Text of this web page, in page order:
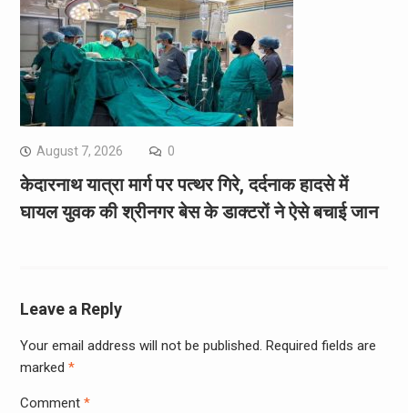
August 7, 2026 0
केदारनाथ यात्रा मार्ग पर पत्थर गिरे, दर्दनाक हादसे में
घायल युवक की श्रीनगर बेस के डाक्टरों ने ऐसे बचाई जान
Leave a Reply
Your email address will not be published. Required fields are
marked *
Comment *